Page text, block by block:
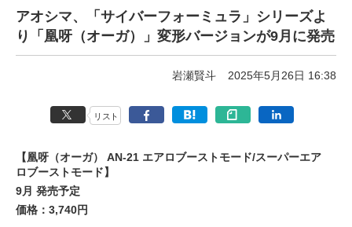
アオシマ、「サイバーフォーミュラ」シリーズよ
り「凰呀（オーガ）」変形バージョンが9月に発売
岩瀬賢斗 2025年5月26日 16:38
リスト
【凰呀（オーガ） AN-21 エアロブーストモード/スーパーエア
ロブーストモード】
9月 発売予定
価格：3,740円